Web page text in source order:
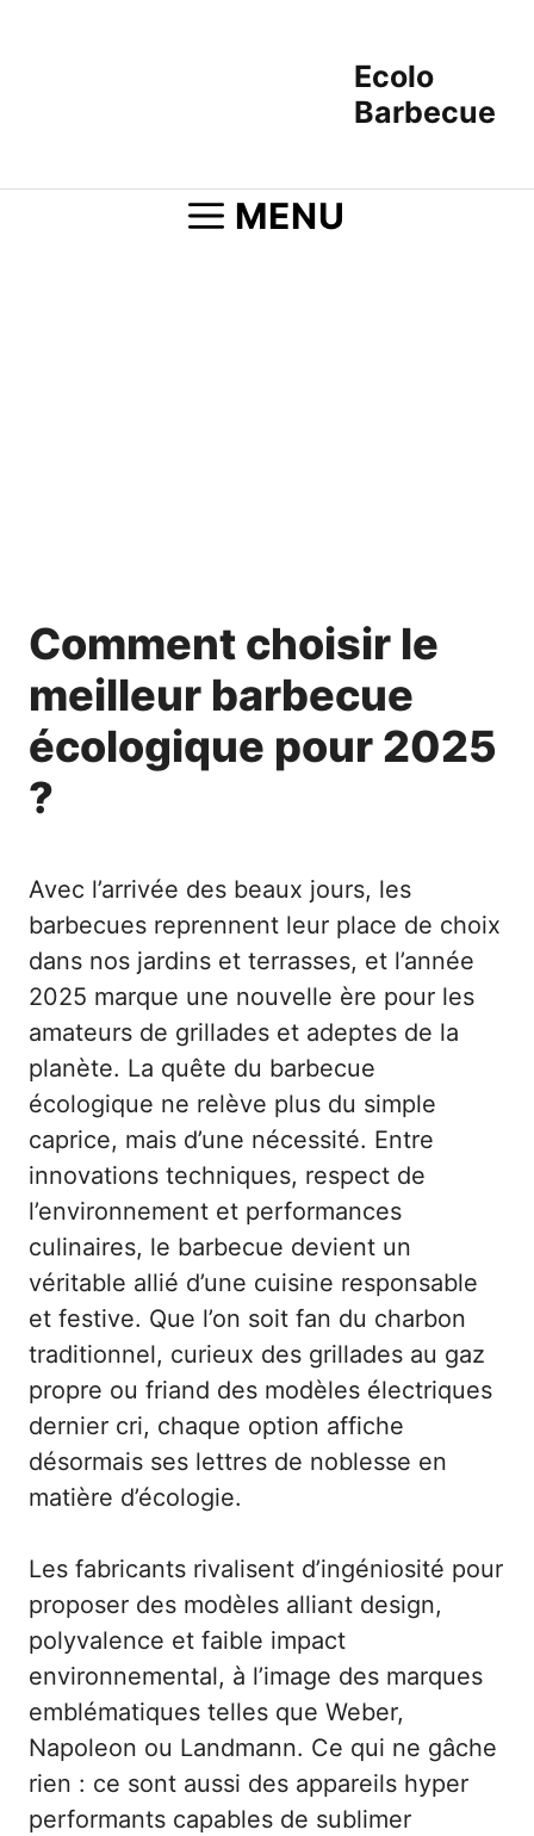
Ecolo
Barbecue
MENU
Comment choisir le
meilleur barbecue
écologique pour 2025
?
Avec l’arrivée des beaux jours, les
barbecues reprennent leur place de choix
dans nos jardins et terrasses, et l’année
2025 marque une nouvelle ère pour les
amateurs de grillades et adeptes de la
planète. La quête du barbecue
écologique ne relève plus du simple
caprice, mais d’une nécessité. Entre
innovations techniques, respect de
l’environnement et performances
culinaires, le barbecue devient un
véritable allié d’une cuisine responsable
et festive. Que l’on soit fan du charbon
traditionnel, curieux des grillades au gaz
propre ou friand des modèles électriques
dernier cri, chaque option affiche
désormais ses lettres de noblesse en
matière d’écologie.
Les fabricants rivalisent d’ingéniosité pour
proposer des modèles alliant design,
polyvalence et faible impact
environnemental, à l’image des marques
emblématiques telles que Weber,
Napoleon ou Landmann. Ce qui ne gâche
rien : ce sont aussi des appareils hyper
performants capables de sublimer